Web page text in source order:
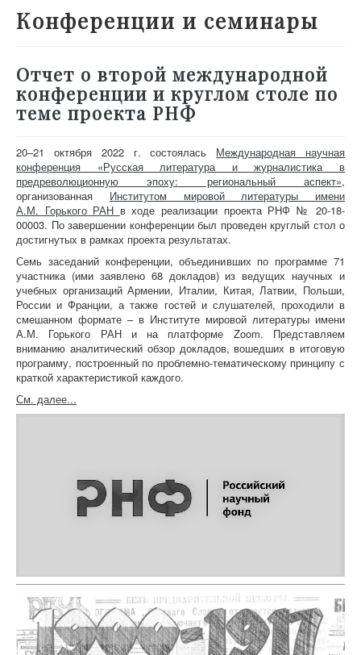
О проекте
Приглашенные эксперты
Научная работа
Контакты
Конференции и семинары
Отчет о второй международной
конференции и круглом столе по
теме проекта РНФ
20–21 октября 2022 г. состоялась Международная научная
конференция «Русская литература и журналистика в
предреволюционную эпоху: региональный аспект»,
организованная Институтом мировой литературы имени
А.М. Горького РАН в ходе реализации проекта РНФ № 20-18-
00003. По завершении конференции был проведен круглый стол о
достигнутых в рамках проекта результатах.
Семь заседаний конференции, объединивших по программе 71
участника (ими заявлено 68 докладов) из ведущих научных и
учебных организаций Армении, Италии, Китая,Латвии, Польши,
России и Франции, а также гостей и слушателей, проходили в
смешанном формате – в Институте мировой литературы имени
А.М. Горького РАН и на платформе Zoom. Представляем
вниманию аналитический обзор докладов, вошедших в итоговую
программу, построенный по проблемно-тематическому принципу с
краткой характеристикой каждого.
См. далее...